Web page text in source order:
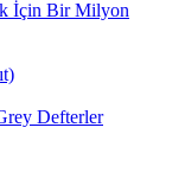
İçin Bir Milyon
Defterler